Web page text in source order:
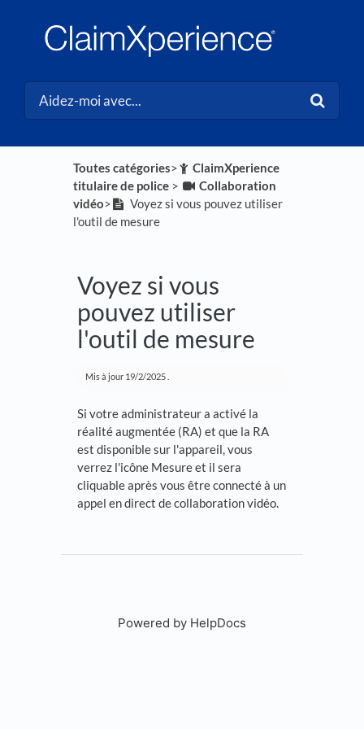
Toutes catégories​>​
​ClaimXperience
titulaire de police​ > ​
​Collaboration
vidéo​>​
Voyez si vous pouvez utiliser
l'outil de mesure
Voyez si vous
pouvez utiliser
l'outil de mesure
Mis à jour 19/2/2025
Si votre administrateur a activé la
réalité augmentée (RA) et que la RA
est disponible sur l'appareil, vous
verrez l'icône Mesure et il sera
cliquable après vous être connecté à un
appel en direct de collaboration vidéo.
Powered by HelpDocs